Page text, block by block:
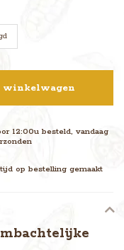
winkelwagen
12:00u besteld, vandaag
op bestelling gemaakt